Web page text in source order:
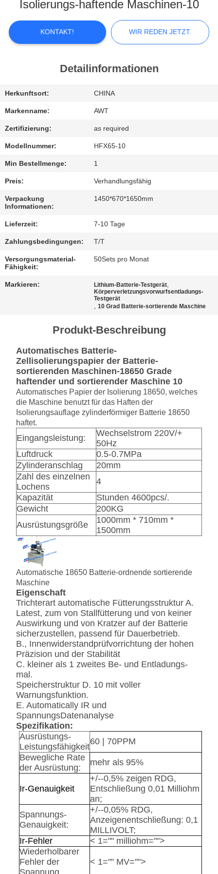
SIE
UNS
NEUIGKEITEN
WIR
REDEN
JETZT.
SITEMAP
POLICY
Isolierungs-haftende Maschinen-10
KONTAKT! WIR REDEN JETZT.
Detailinformationen
Herkunftsort: CHINA
Markenname: AWT
Zertifizierung: as required
Modellnummer: HFX65-10
Min Bestellmenge: 1
Preis: Verhandlungsfähig
Verpackung
Informationen:
1450*670*1650mm
Lieferzeit: 7-10 Tage
Zahlungsbedingungen: T/T
Versorgungsmaterial-
Fähigkeit:
50Sets pro Monat
Markieren: Lithium-Batterie-Testgerät
Körperverletzungsvorwurfsentladungs-
Testgerät
,10 Grad Batterie-sortierende Maschine
Produkt-Beschreibung
Automatisches Batterie-
Zellisolierungspapier der Batterie-
sortierenden Maschinen-18650 Grade
haftender und sortierender Maschine 10
Automatisches Papier der Isolierung 18650, welches
die Maschine benutzt für das Haften der
Isolierungsauflage zylinderförmiger Batterie 18650
haftet.
Eingangsleistung:
Wechselstrom 220V/+
50Hz
Luftdruck
0.5-0.7MPa
Zylinderanschlag
20mm
Zahl des einzelnen
Lochens
4
Kapazität
Stunden 4600pcs/.
Gewicht
200KG
Ausrüstungsgröße
1000mm * 710mm *
1500mm
Automatische 18650 Batterie-ordnende sortierende
Maschine
Eigenschaft
Trichterart automatische Fütterungsstruktur A.
Latest, zum von Stallfütterung und von keiner
Auswirkung und von Kratzer auf der Batterie
sicherzustellen, passend für Dauerbetrieb.
B., Innenwiderstandprüfvorrichtung der hohen
Präzision und der Stabilität
C. kleiner als 1 zweites Be- und Entladungs-
mal.
Speicherstruktur D. 10 mit voller
Warnungsfunktion.
E. Automatically IR und
SpannungsDatenanalyse
Spezifikation:
Ausrüstungs-
Leistungsfähigkeit
60 | 70PPM
Bewegliche Rate
der Ausrüstung:
mehr als 95%
Ir-Genauigkeit
+/--0,5% zeigen RDG,
Entschließung 0,01 Milliohm
an;
Spannungs-
Genauigkeit:
+/--0,05% RDG,
Anzeigenentschließung: 0,1
MILLIVOLT;
Ir-Fehler
< 1="" milliohm="">
Wiederholbarer
Fehler der
< 1="" MV="">